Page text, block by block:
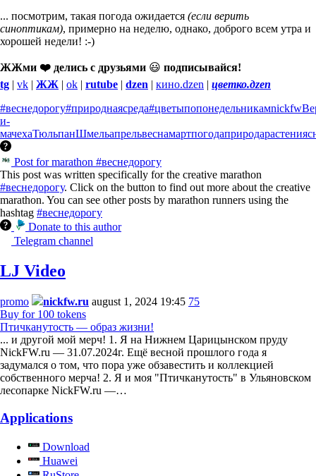
... посмотрим, такая погода ожидается (если верить
синоптикам), примерно на неделю, однако, доброго всем утра и
хорошей недели! :-)
ЖЖми ❤️ делись с друзьями 😃 подписывайся!
tg | vk | ЖЖ | ok | rutube | dzen | кино.dzen | цветко.дzen
#веснедорогу#природнаясреда#цветыпопонедельникамnickfw
и-
мачехаТюльпанШмельапрельвеснамартпогодаприродарастения
Post for marathon #веснедорогу
This post was written specifically for the creative marathon
#веснедорогу. Click on the button to find out more about the creative
marathon. You can see other posts by marathon runners using the
hashtag #веснедорогу
Donate to this author
Telegram channel
LJ Video
promo nickfw.ru august 1, 2024 19:45 75
Buy for 100 tokens
Птичканутость — образ жизни!
... и другой мой мерч! 1. Я на Нижнем Царицынском пруду
NickFW.ru — 31.07.2024г. Ещё весной прошлого года я
задумался о том, что пора уже обзавестить и коллекцией
собственного мерча! 2. Я и моя "Птичканутость" в Ульяновском
лесопарке NickFW.ru —…
Applications
Download
Huawei